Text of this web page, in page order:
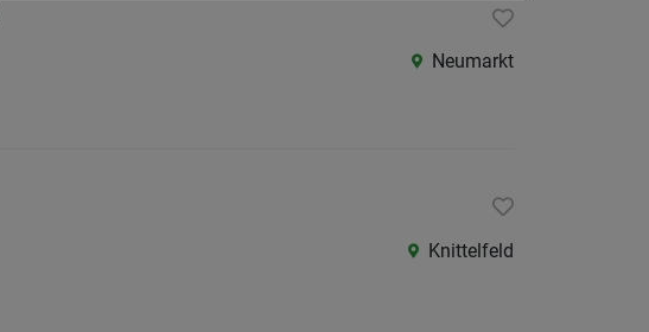
Neumarkt
Knittelfeld